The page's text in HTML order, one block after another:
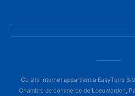
Ce site internet appartient à EasyTerra
Chambre de commerce de Leeuwarden,